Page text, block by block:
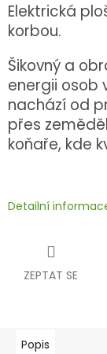
Elektrická
korbou.
Šikovný a
energii osob
nachází od
přes
koňaře, kde
Detailní
ZEPTAT SE
Popis